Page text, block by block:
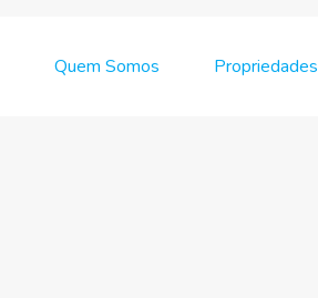
Quem Somos Propriedades